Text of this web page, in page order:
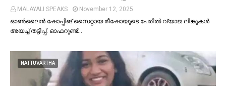
MALAYALI SPEAKS
November 12, 2025
ഓണ്‍ലൈൻ ഷോപ്പിങ് സൈറ്റായ മീഷോയുടെ പേരില്‍ വ്യാജ ലിങ്കുകള്‍
അയച്ച്‌ തട്ടിപ്പ്. ഓഫറുണ്ട്…
NATTUVARTHA